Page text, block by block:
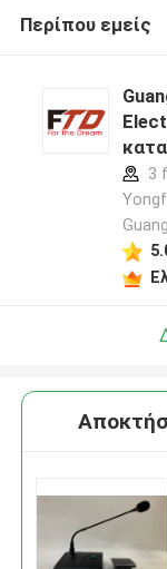
Περίπου εμείς
3